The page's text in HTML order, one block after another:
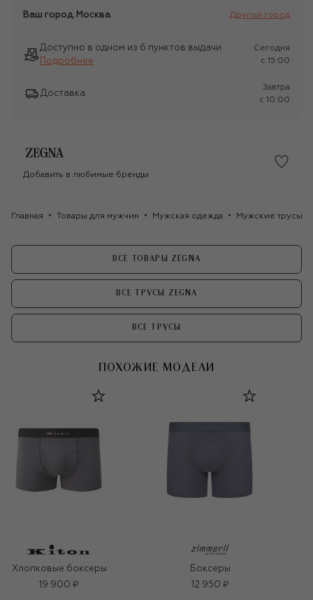
Ваш город Москва Другой город
Доступно в одном из 6 пунктов выдачи
Подробнее
Сегодня
c 15:00
Доставка
Завтра
c 10:00
Добавить в любимые бренды
Главная Товары для мужчин Мужская одежда Мужские трусы
ВСЕ ТОВАРЫ ZEGNA
ВСЕ ТРУСЫ ZEGNA
ВСЕ ТРУСЫ
ПОХОЖИЕ МОДЕЛИ
Хлопковые боксеры
19 900 ₽
Боксеры
12 950 ₽